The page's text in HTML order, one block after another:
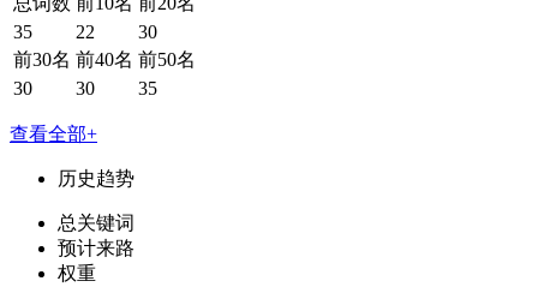
35
22
30
前30名 前40名 前50名
30
30 35
查看全部+
历史趋势
总关键词
预计来路
权重